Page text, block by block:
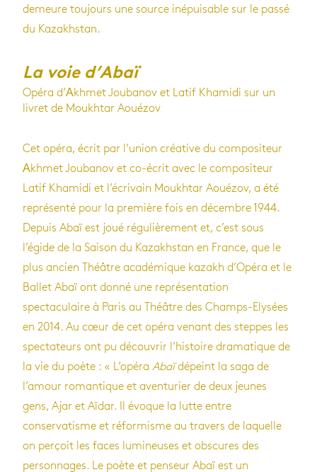
demeure toujours une source inépuisable sur le passé
du Kazakhstan.
La voie d’Abaï
Opéra d’Аkhmet Joubanov et Latif Khamidi sur un
livret de Moukhtar Aouézov
Cet opéra, écrit par l’union créative du compositeur
Аkhmet Joubanov et co-écrit avec le compositeur
Latif Khamidi et l’écrivain Moukhtar Aouézov, a été
représenté pour la première fois en décembre 1944.
Depuis Abaï est joué régulièrement et, c’est sous
l’égide de la Saison du Kazakhstan en France, que le
plus ancien Théâtre académique kazakh d’Opéra et le
Ballet Abaï ont donné une représentation
spectaculaire à Paris au Théâtre des Champs-Elysées
en 2014. Au cœur de cet opéra venant des steppes les
spectateurs ont pu découvrir l’histoire dramatique de
la vie du poète : « L’opéra Abaïdépeint la saga de
l’amour romantique et aventurier de deux jeunes
gens, Ajar et Aïdar. Il évoque la lutte entre
conservatisme et réformisme au travers de laquelle
on perçoit les faces lumineuses et obscures des
personnages. Le poète et penseur Abaï est un